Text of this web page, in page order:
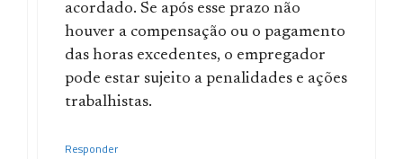
acordado. Se após esse prazo não
houver a compensação ou o pagamento
das horas excedentes, o empregador
pode estar sujeito a penalidades e ações
trabalhistas.
Responder